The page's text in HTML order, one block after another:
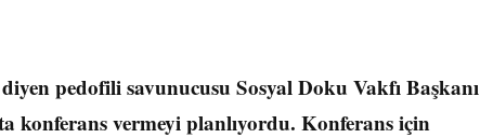
pedofili savunucusu Sosyal Doku Vakfı Başkanı
konferans vermeyi planlıyordu. Konferans için